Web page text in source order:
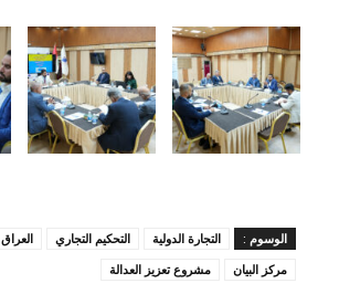
الوسوم : التجارة الدولية التحكيم التجاري العراق
مركز البيان
مشروع تعزيز العدالة